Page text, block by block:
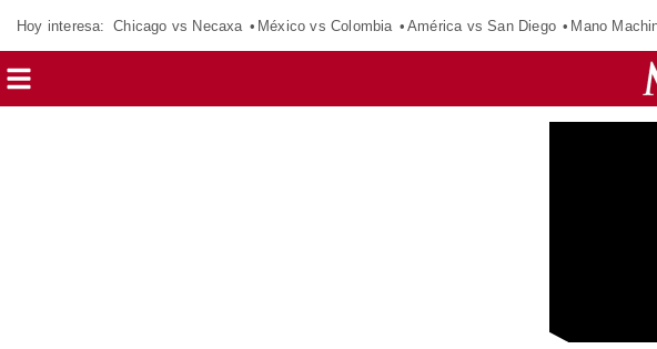
Hoy interesa: Chicago vs Necaxa México vs Colombia América vs San Diego Mano